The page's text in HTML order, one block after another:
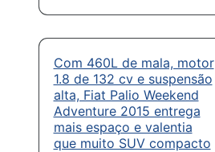
Com 460L de mala, motor
1.8 de 132 cv e suspensão
alta, Fiat Palio Weekend
Adventure 2015 entrega
mais espaço e valentia
que muito SUV compacto